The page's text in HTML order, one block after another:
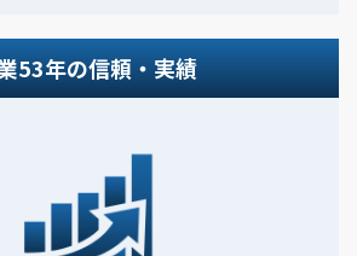
53年の信頼・実績